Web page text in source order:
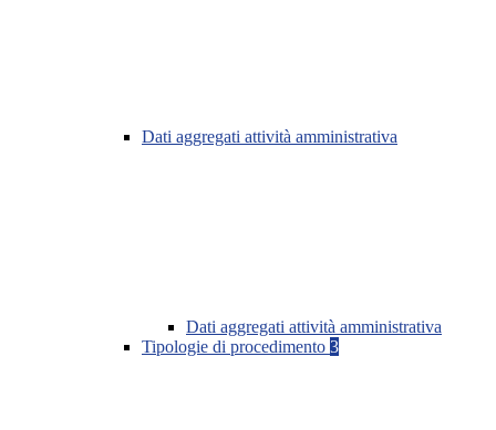
Dati aggregati attività amministrativa
Dati aggregati attività amministrativa
Tipologie di procedimento 3